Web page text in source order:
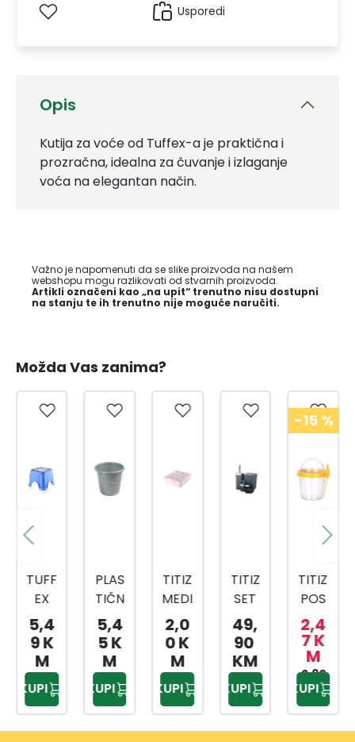
Opis
Kutija za voće od Tuffex-a je praktična i
prozračna, idealna za čuvanje i izlaganje
voća na elegantan način.
Važno je napomenuti da se slike proizvoda na našem
webshopu mogu razlikovati od stvarnih proizvoda.
Artikli označeni kao „na upit“ trenutno nisu dostupni
na stanju te ih trenutno nije moguće naručiti.
Usporedi
Možda Vas zanima?
PLAS
TIČN
A
KANT
A SA
MET
ALNO
M
DRŠK
5,4
5 K
M
KUPI
TITIZ
MEDI
CINS
KI
BOX
AP-
9159
2,0
0 K
M
KUPI
TITIZ
SET
ZA
KUPA
TILO
PRIW
EX
TP-
557
49,
90
KM
KUPI
-15%
TITIZ
POS
UDA
ZA
BEBI
HRA
NU
500
ML
2,4
7 K
M
2,90
KM
KUPI
-15 %
TITIZ
SET
ZA
SLAD
OLED
AP-
9425
3,5
7 K
M
4,20
KM
KUPI